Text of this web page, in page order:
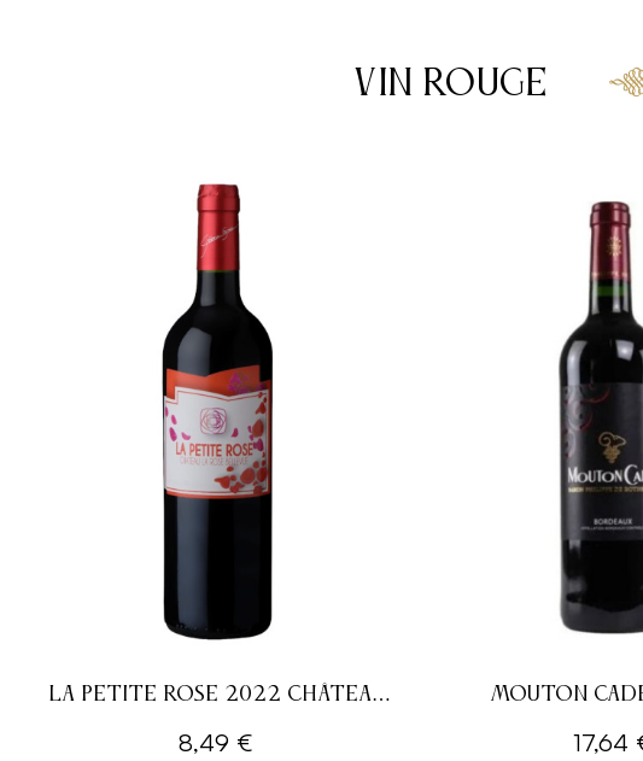
VIN ROUGE
LA PETITE ROSE 2022 CHÂTEAU
8,49 €
MOUTON
17,64